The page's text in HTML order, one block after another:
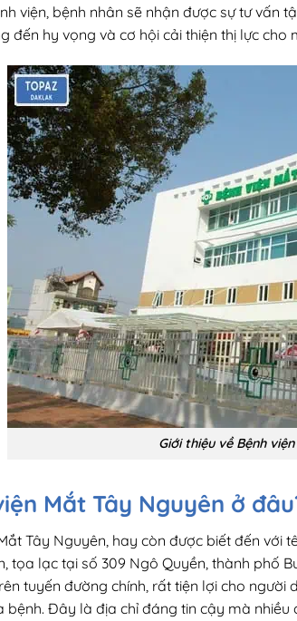
viện, bệnh nhân sẽ nhận được sự tư vấn
đến hy vọng và cơ hội cải thiện thị lực cho
Giới thiệu về Bệnh
Mắt Tây Nguyên ở
Tây Nguyên, hay còn được biết đến với
tọa lạc tại số 309 Ngô Quyền, thành phố
tuyến đường chính, rất tiện lợi cho
bệnh. Đây là địa chỉ đáng tin cậy mà